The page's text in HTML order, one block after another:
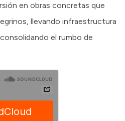
en obras concretas que
llevando infraestructura
el rumbo de